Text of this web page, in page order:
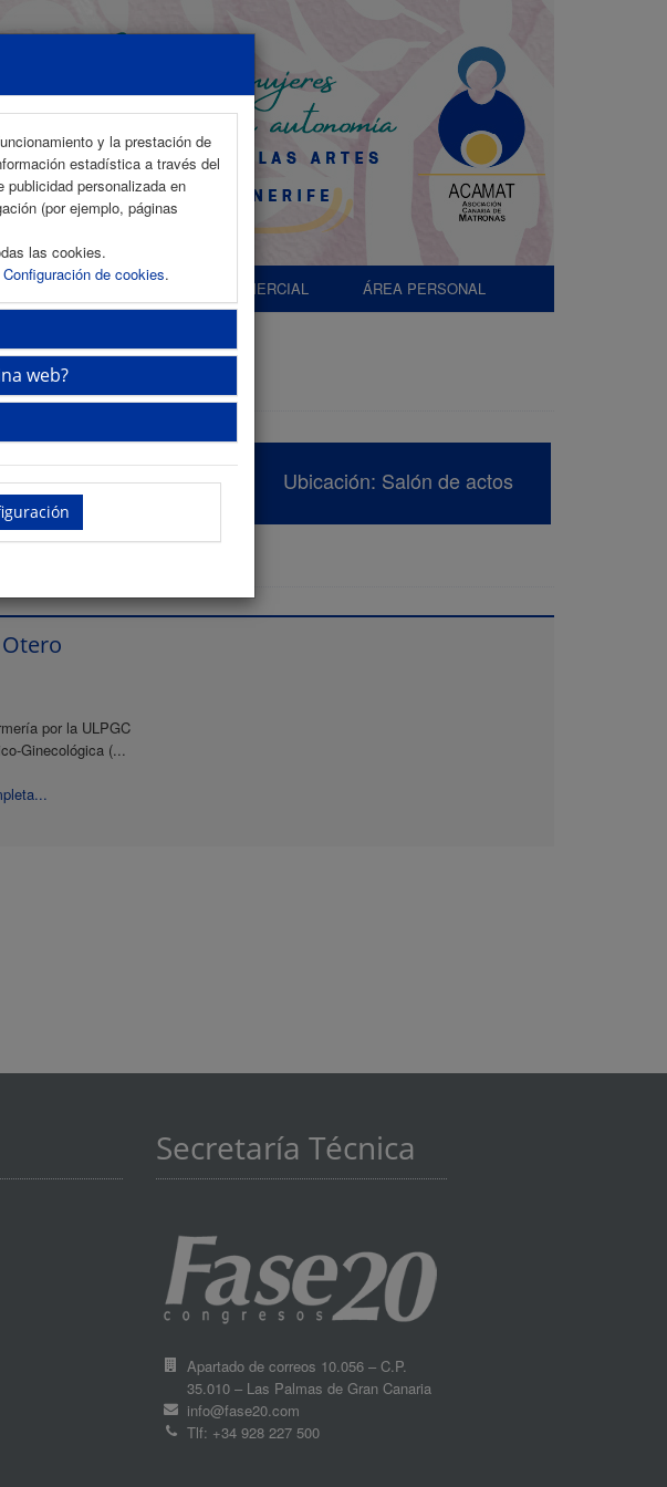
y la prestación de
estadística a través del
personalizada en
(por ejemplo, páginas
las cookies.
Configuración de cookies.
web?
ALOJAMIENTO EXP. COMERCIAL ÁREA PERSONAL
8.30 - 9.00 h. Ubicación: Salón de actos
por la ULPGC
Ginecológica (...
Secretaría Técnica
Apartado de correos 10.056 – C.P.
35.010 – Las Palmas de Gran Canaria
info@fase20.com
Tlf: +34 928 227 500